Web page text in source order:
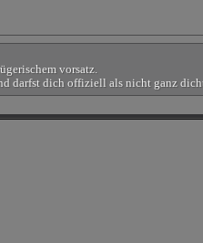
vorsatz.
darfst dich offiziell als nicht ganz